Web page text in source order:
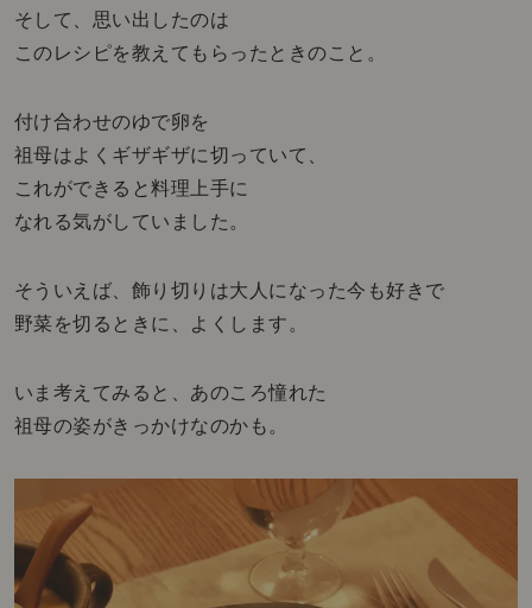
そして、思い出したのは
このレシピを教えてもらったときのこと。
付け合わせのゆで卵を
祖母はよくギザギザに切っていて、
これができると料理上手に
なれる気がしていました。
そういえば、飾り切りは大人になった今も好きで
野菜を切るときに、よくします。
いま考えてみると、あのころ憧れた
祖母の姿がきっかけなのかも。